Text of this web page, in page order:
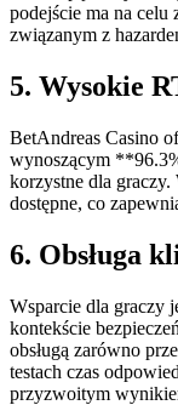
podejście ma na
związanym z
5. Wysokie
BetAndreas Casino
wynoszącym
korzystne dla graczy.
dostępne, co
6. Obsługa
Wsparcie dla graczy
kontekście
obsługą zarówno
testach czas
przyzwoitym